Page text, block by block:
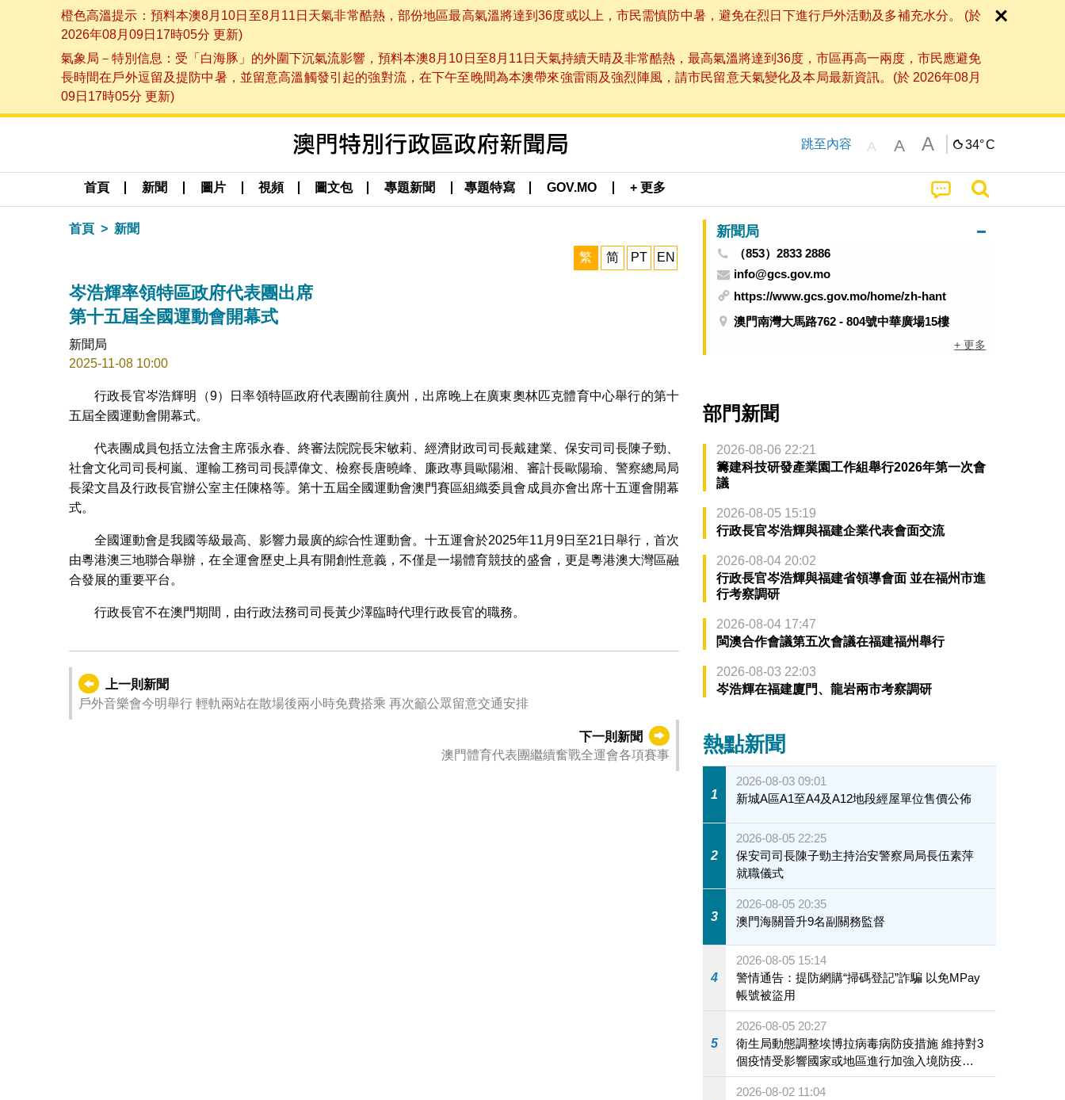
橙色高溫提示：預料本澳8月10日至8月11日天氣非常酷熱，部份地區最高氣溫將達到36度或以上，市民需慎防中暑，避免在烈日下進行戶外活動及多補充水分。 (於
2026年08月09日17時05分 更新)
氣象局－特別信息：受「白海豚」的外圍下沉氣流影響，預料本澳8月10日至8月11日天氣持續天晴及非常酷熱，最高氣溫將達到36度，市區再高一兩度，市民應避免
長時間在戶外逗留及提防中暑，並留意高溫觸發引起的強對流，在下午至晚間為本澳帶來強雷雨及強烈陣風，請市民留意天氣變化及本局最新資訊。(於 2026年08月
09日17時05分 更新)
跳至內容 A A A 34°C
首頁 新聞 圖片 視頻 圖文包 專題新聞 專題特寫 GOV.MO + 更多
首頁 新聞
繁 简 PT EN
岑浩輝率領特區政府代表團出席
第十五屆全國運動會開幕式
新聞局
2025-11-08 10:00
行政長官岑浩輝明（9）日率領特區政府代表團前往廣州，出席晚上在廣東奧林匹克體育中心舉行的第十
五屆全國運動會開幕式。
代表團成員包括立法會主席張永春、終審法院院長宋敏莉、經濟財政司司長戴建業、保安司司長陳子勁、
社會文化司司長柯嵐、運輸工務司司長譚偉文、檢察長唐曉峰、廉政專員歐陽湘、審計長歐陽瑜、警察總局局
長梁文昌及行政長官辦公室主任陳格等。第十五屆全國運動會澳門賽區組織委員會成員亦會出席十五運會開幕
式。
全國運動會是我國等級最高、影響力最廣的綜合性運動會。十五運會於2025年11月9日至21日舉行，首次
由粵港澳三地聯合舉辦，在全運會歷史上具有開創性意義，不僅是一場體育競技的盛會，更是粵港澳大灣區融
合發展的重要平台。
行政長官不在澳門期間，由行政法務司司長黃少澤臨時代理行政長官的職務。
上一則新聞
戶外音樂會今明舉行 輕軌兩站在散場後兩小時免費搭乘 再次籲公眾留意交通安排
下一則新聞
澳門體育代表團繼續奮戰全運會各項賽事
新聞局
（853）2833 2886
info@gcs.gov.mo
https://www.gcs.gov.mo/home/zh-hant
澳門南灣大馬路762 - 804號中華廣場15樓
+ 更多
部門新聞
2026-08-06 22:21
籌建科技研發產業園工作組舉行2026年第一次會
議
2026-08-05 15:19
行政長官岑浩輝與福建企業代表會面交流
2026-08-04 20:02
行政長官岑浩輝與福建省領導會面 並在福州市進
行考察調研
2026-08-04 17:47
閩澳合作會議第五次會議在福建福州舉行
2026-08-03 22:03
岑浩輝在福建廈門、龍岩兩市考察調研
熱點新聞
1
2026-08-03 09:01
新城A區A1至A4及A12地段經屋單位售價公佈
2
2026-08-05 22:25
保安司司長陳子勁主持治安警察局局長伍素萍
就職儀式
3
2026-08-05 20:35
澳門海關晉升9名副關務監督
4
2026-08-05 15:14
警情通告：提防網購“掃碼登記”詐騙 以免MPay
帳號被盜用
5
2026-08-05 20:27
衛生局動態調整埃博拉病毒病防疫措施 維持對3
個疫情受影響國家或地區進行加強入境防疫措
施
2026-08-02 11:04